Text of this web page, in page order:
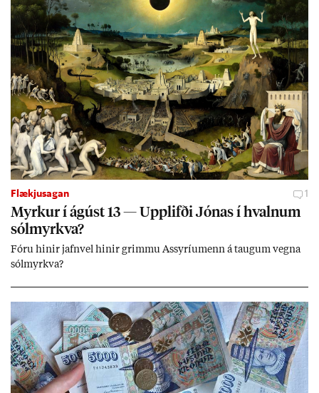
Flækjusagan 1
Myrk­ur í ág­úst 13 — Upp­lifði Jón­as í hvaln­um
sól­myrkva?
Fóru hinir jafn­vel hinir grimmu Ass­yríu­menn á taug­um vegna
sól­myrkva?